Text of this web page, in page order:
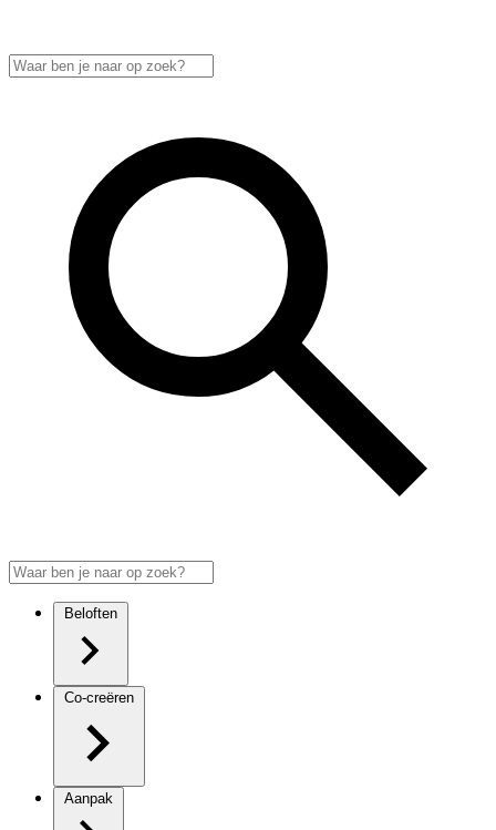
Beloften
Co-creëren
Aanpak